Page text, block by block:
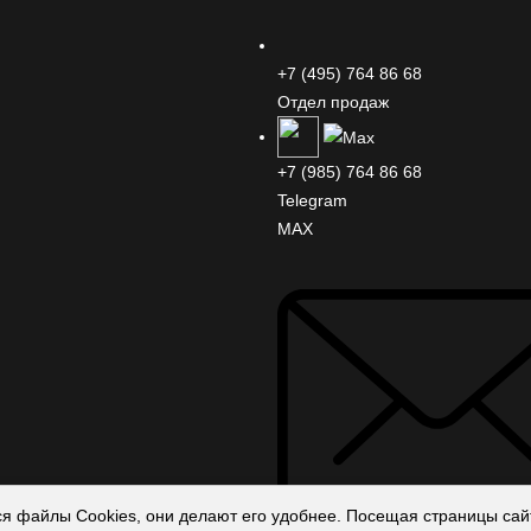
файлы Cookies, они делают его удобнее. Посещая страницы
+7 (495) 764 86 68
Отдел продаж
+7 (985) 764 86 68
Telegram
MAX